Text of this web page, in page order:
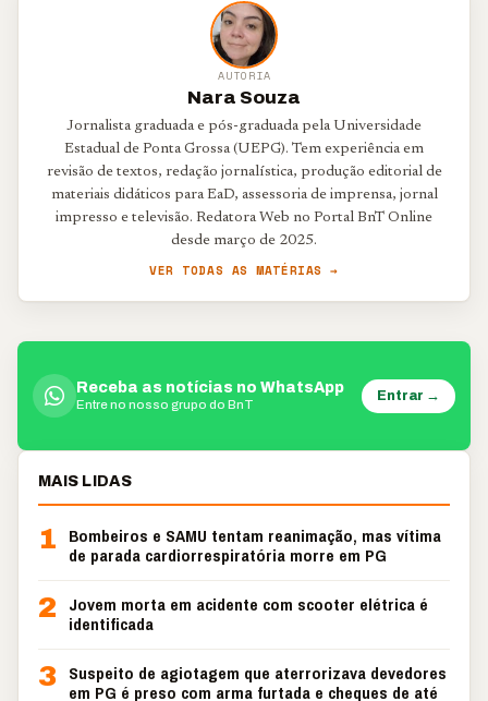
AUTORIA
Nara Souza
Jornalista graduada e pós-graduada pela Universidade
Estadual de Ponta Grossa (UEPG). Tem experiência em
revisão de textos, redação jornalística, produção editorial de
materiais didáticos para EaD, assessoria de imprensa, jornal
impresso e televisão. Redatora Web no Portal BnT Online
desde março de 2025.
VER TODAS AS MATÉRIAS →
Receba as notícias no WhatsApp
Entre no nosso grupo do BnT
Entrar →
MAIS LIDAS
1
Bombeiros e SAMU tentam reanimação, mas vítima
de parada cardiorrespiratória morre em PG
2
Jovem morta em acidente com scooter elétrica é
identificada
3 Suspeito de agiotagem que aterrorizava devedores
em PG é preso com arma furtada e cheques de até